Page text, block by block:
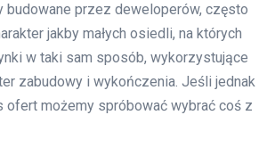
budowane przez deweloperów, często
jakby małych osiedli, na których
w taki sam sposób, wykorzystujące
zabudowy i wykończenia. Jeśli jednak
ofert możemy spróbować wybrać coś z